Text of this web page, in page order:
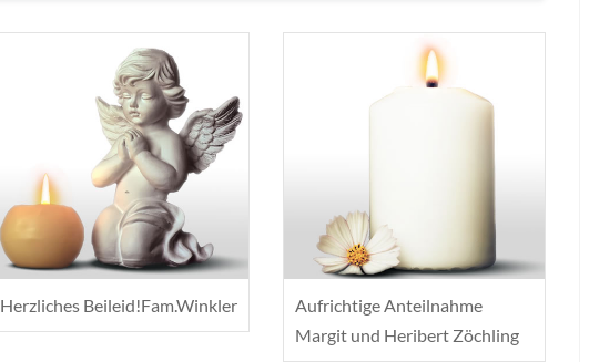
Herzliches Beileid!Fam.Winkler
Aufrichtige Anteilnahme
Margit und Heribert Zöchling